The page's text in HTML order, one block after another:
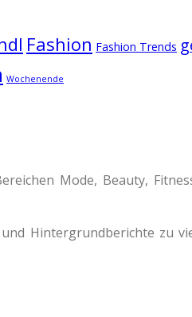
Fashion Fashion Trends
Wochenende
Mode, Beauty,
Hintergrundberichte zu